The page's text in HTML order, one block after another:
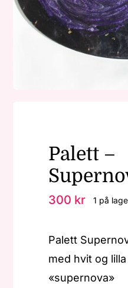
Nøkkelringer
Palett –
300 kr 1 på
Palett
med hvit og
«supernova»